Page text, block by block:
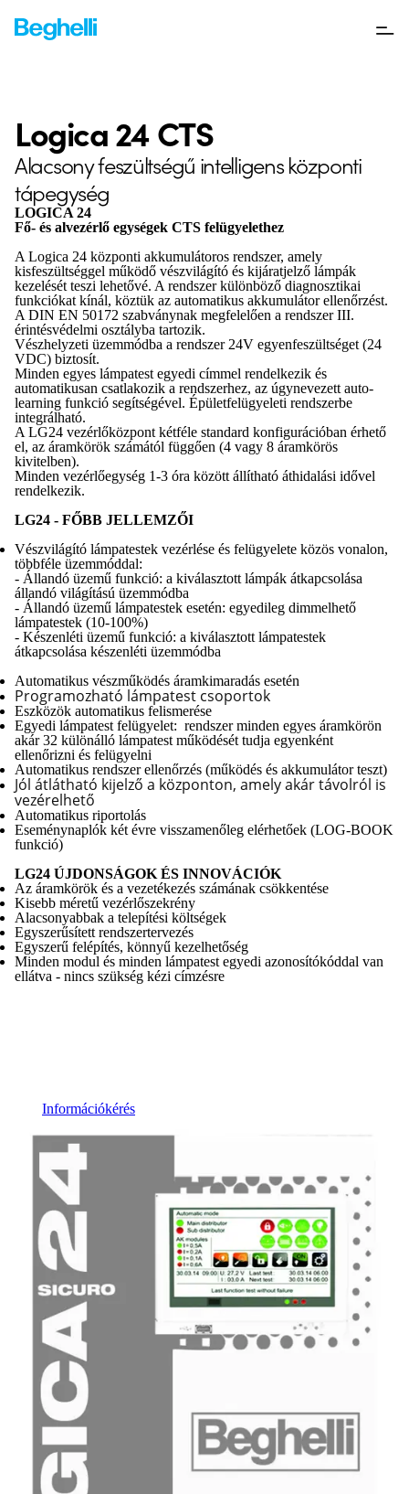
Logica 24 CTS
Alacsony feszültségű intelligens központi
tápegység
LOGICA 24
Fő- és alvezérlő egységek CTS felügyelethez
A Logica 24 központi akkumulátoros rendszer, amely
kisfeszültséggel működő vészvilágító és kijáratjelző lámpák
kezelését teszi lehetővé. A rendszer különböző diagnosztikai
funkciókat kínál, köztük az automatikus akkumulátor ellenőrzést.
A DIN EN 50172 szabványnak megfelelően a rendszer III.
érintésvédelmi osztályba tartozik.
Vészhelyzeti üzemmódba a rendszer 24V egyenfeszültséget (24
VDC) biztosít.
Minden egyes lámpatest egyedi címmel rendelkezik és
automatikusan csatlakozik a rendszerhez, az úgynevezett auto-
learning funkció segítségével. Épületfelügyeleti rendszerbe
integrálható.
A LG24 vezérlőközpont kétféle standard konfigurációban érhető
el, az áramkörök számától függően (4 vagy 8 áramkörös
kivitelben).
Minden vezérlőegység 1-3 óra között állítható áthidalási idővel
rendelkezik.
LG24 - FŐBB JELLEMZŐI
Vészvilágító lámpatestek vezérlése és felügyelete közös vonalon,
többféle üzemmóddal:
- Állandó üzemű funkció: a kiválasztott lámpák átkapcsolása
állandó világítású üzemmódba
- Állandó üzemű lámpatestek esetén: egyedileg dimmelhető
lámpatestek (10-100%)
- Készenléti üzemű funkció: a kiválasztott lámpatestek
átkapcsolása készenléti üzemmódba
Automatikus vészműködés áramkimaradás esetén
Programozható lámpatest csoportok
Eszközök automatikus felismerése
Egyedi lámpatest felügyelet: rendszer minden egyes áramkörön
akár 32 különálló lámpatest működését tudja egyenként
ellenőrizni és felügyelni
Automatikus rendszer ellenőrzés (működés és akkumulátor teszt)
Jól átlátható kijelző a központon, amely akár távolról is
vezérelhető
Automatikus riportolás
Eseménynaplók két évre visszamenőleg elérhetőek (LOG-BOOK
funkció)
LG24 ÚJDONSÁGOK ÉS INNOVÁCIÓK
Az áramkörök és a vezetékezés számának csökkentése
Kisebb méretű vezérlőszekrény
Alacsonyabbak a telepítési költségek
Egyszerűsített rendszertervezés
Egyszerű felépítés, könnyű kezelhetőség
Minden modul és minden lámpatest egyedi azonosítókóddal van
ellátva - nincs szükség kézi címzésre
Információkérés